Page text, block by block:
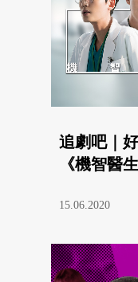
追劇吧｜
《機智醫
15.06.2020